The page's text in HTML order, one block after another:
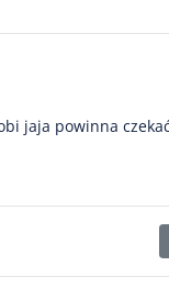
jaja powinna